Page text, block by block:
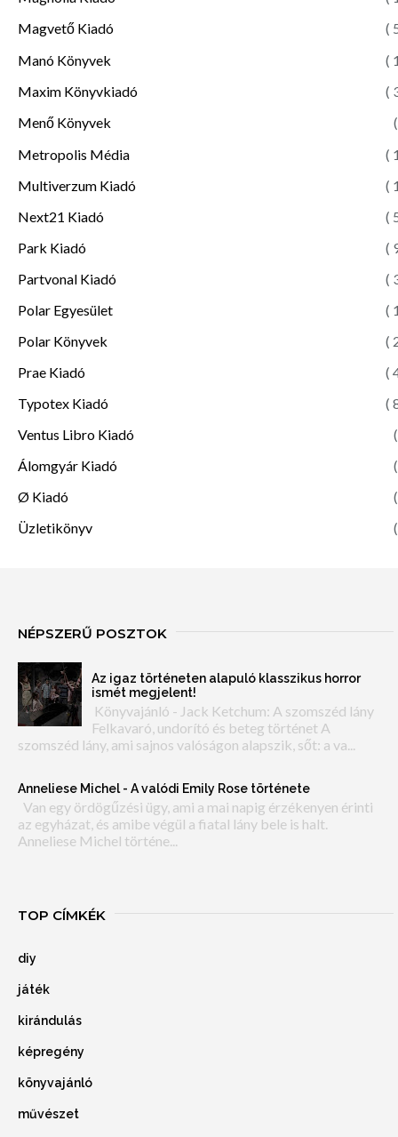
Magvető Kiadó
(
Manó Könyvek
(
Maxim Könyvkiadó
(
Menő Könyvek
Metropolis Média
(
Multiverzum Kiadó
(
Next21 Kiadó
(
Park Kiadó
(
Partvonal Kiadó
(
Polar Egyesület
(
Polar Könyvek
(
Prae Kiadó
(
Typotex Kiadó
(
Ventus Libro Kiadó
Álomgyár Kiadó
Ø Kiadó
Üzletikönyv
NÉPSZERŰ POSZTOK
Az igaz történeten alapuló klasszikus horror
ismét megjelent!
Könyvajánló - Jack Ketchum: A szomszéd lány
Felkavaró, undorító és beteg történet A
szomszéd lány, ami sajnos valóságon alapszik, sőt: a va...
Anneliese Michel - A valódi Emily Rose története
Van egy ördögűzési ügy, ami a mai napig érzékenyen érinti
az egyházat, és amibe végül a fiatal lány bele is halt.
Anneliese Michel történe...
TOP CÍMKÉK
diy
játék
kirándulás
képregény
könyvajánló
művészet